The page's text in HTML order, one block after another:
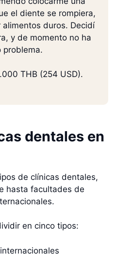
el diente se rompiera,
duros. Decidí
y de momento no ha
problema.
THB (254 USD).
dentales en
de clínicas dentales,
hasta facultades de
en cinco tipos: